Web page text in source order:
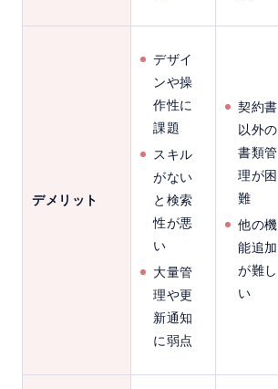
デメリット
デザイ
ンや操
作性に
課題
スキル
がない
と検索
性が悪
い
大量管
理や更
新通知
に弱点
契約書
以外の
書類管
理が困
難
他の機
能追加
が難し
い